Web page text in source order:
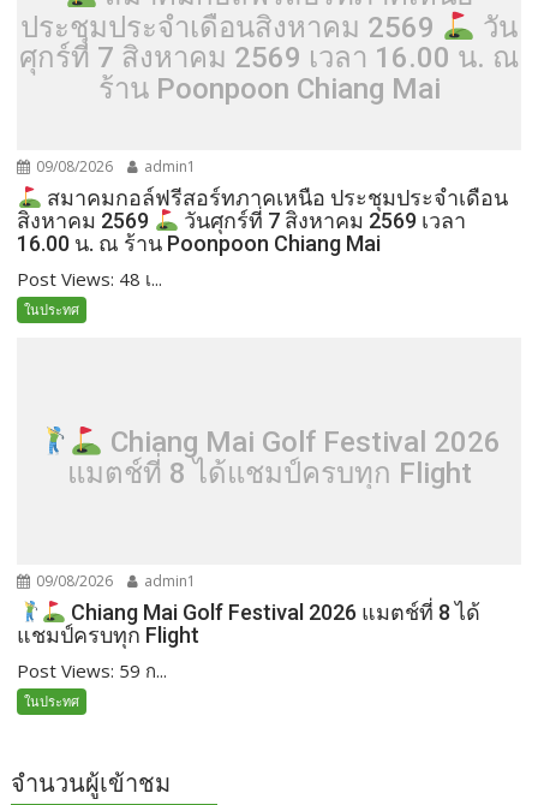
ประชุมประจำเดือนสิงหาคม 2569
วัน
ศุกร์ที่ 7 สิงหาคม 2569 เวลา 16.00 น. ณ
ร้าน Poonpoon Chiang Mai
09/08/2026 admin1
สมาคมกอล์ฟรีสอร์ทภาคเหนือ ประชุมประจำเดือน
สิงหาคม 2569
วันศุกร์ที่ 7 สิงหาคม 2569 เวลา
16.00 น. ณ ร้าน Poonpoon Chiang Mai
Post Views: 48 เ...
ในประทศ
Chiang Mai Golf Festival 2026
แมตช์ที่ 8 ได้แชมป์ครบทุก Flight
09/08/2026 admin1
Chiang Mai Golf Festival 2026 แมตช์ที่ 8 ได้
แชมป์ครบทุก Flight
Post Views: 59 ก...
ในประทศ
จำนวนผู้เข้าชม